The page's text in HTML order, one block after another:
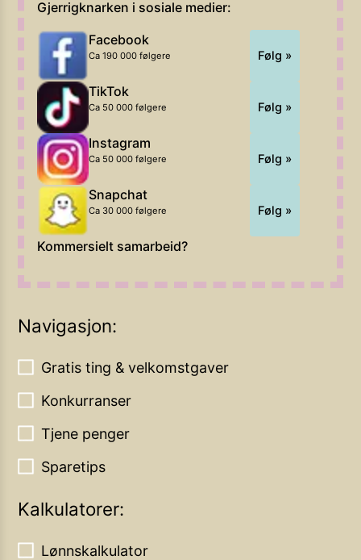
Gjerrigknarken i sosiale medier:
Facebook
Ca 190 000 følgere Følg »
TikTok
Ca 50 000 følgere Følg »
Instagram
Ca 50 000 følgere Følg »
Snapchat
Ca 30 000 følgere Følg »
Kommersielt samarbeid?
Navigasjon:
Gratis ting & velkomstgaver
Konkurranser
Tjene penger
Sparetips
Kalkulatorer:
Lønnskalkulator